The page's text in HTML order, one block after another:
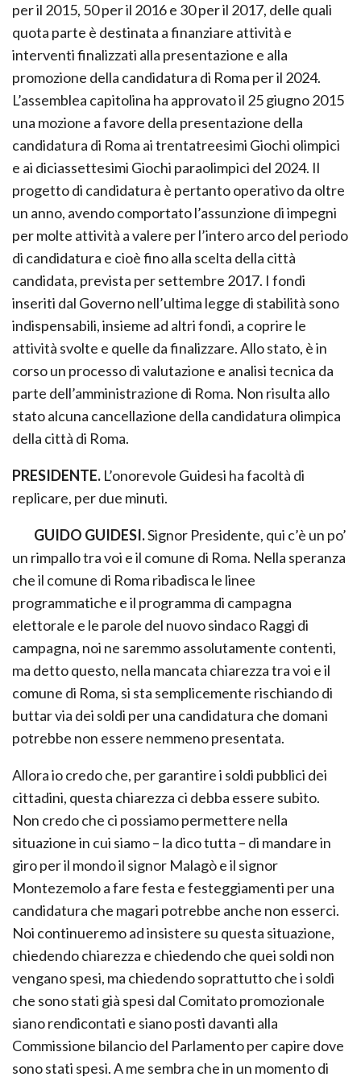
per il 2015, 50 per il 2016 e 30 per il 2017, delle quali
quota parte è destinata a finanziare attività e
interventi finalizzati alla presentazione e alla
promozione della candidatura di Roma per il 2024.
L’assemblea capitolina ha approvato il 25 giugno 2015
una mozione a favore della presentazione della
candidatura di Roma ai trentatreesimi Giochi olimpici
e ai diciassettesimi Giochi paraolimpici del 2024. Il
progetto di candidatura è pertanto operativo da oltre
un anno, avendo comportato l’assunzione di impegni
per molte attività a valere per l’intero arco del periodo
di candidatura e cioè fino alla scelta della città
candidata, prevista per settembre 2017. I fondi
inseriti dal Governo nell’ultima legge di stabilità sono
indispensabili, insieme ad altri fondi, a coprire le
attività svolte e quelle da finalizzare. Allo stato, è in
corso un processo di valutazione e analisi tecnica da
parte dell’amministrazione di Roma. Non risulta allo
stato alcuna cancellazione della candidatura olimpica
della città di Roma.
PRESIDENTE. L’onorevole Guidesi ha facoltà di
replicare, per due minuti.
GUIDO GUIDESI.Signor Presidente, qui c’è un po’
un rimpallo tra voi e il comune di Roma. Nella speranza
che il comune di Roma ribadisca le linee
programmatiche e il programma di campagna
elettorale e le parole del nuovo sindaco Raggi di
campagna, noi ne saremmo assolutamente contenti,
ma detto questo, nella mancata chiarezza tra voi e il
comune di Roma, si sta semplicemente rischiando di
buttar via dei soldi per una candidatura che domani
potrebbe non essere nemmeno presentata.
Allora io credo che, per garantire i soldi pubblici dei
cittadini, questa chiarezza ci debba essere subito.
Non credo che ci possiamo permettere nella
situazione in cui siamo – la dico tutta – di mandare in
giro per il mondo il signor Malagò e il signor
Montezemolo a fare festa e festeggiamenti per una
candidatura che magari potrebbe anche non esserci.
Noi continueremo ad insistere su questa situazione,
chiedendo chiarezza e chiedendo che quei soldi non
vengano spesi, ma chiedendo soprattutto che i soldi
che sono stati già spesi dal Comitato promozionale
siano rendicontati e siano posti davanti alla
Commissione bilancio del Parlamento per capire dove
sono stati spesi. A me sembra che in un momento di